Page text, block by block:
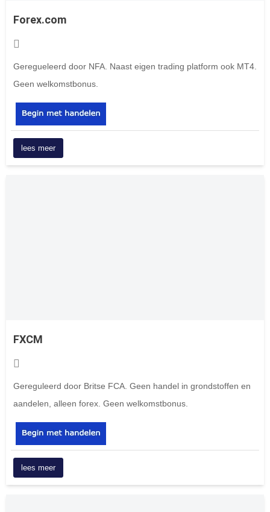
Forex.com
Geregueleerd door NFA. Naast eigen trading platform ook MT4.
Geen welkomstbonus.
lees meer
FXCM
Gereguleerd door Britse FCA. Geen handel in grondstoffen en
aandelen, alleen forex. Geen welkomstbonus.
lees meer